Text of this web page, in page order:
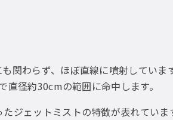
関わらず、ほぼ直線に噴射していま
径約30cmの範囲に命中します。
ジェットミストの特徴が表れていま